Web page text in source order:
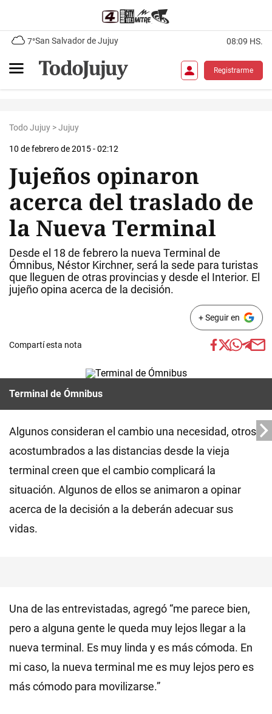
7°San Salvador de Jujuy 08:09 HS.
Registrarme
Todo Jujuy >Jujuy
10 de febrero de 2015 - 02:12
Jujeños opinaron
acerca del traslado de
la Nueva Terminal
Desde el 18 de febrero la nueva Terminal de
Ómnibus, Néstor Kirchner, será la sede para turistas
que lleguen de otras provincias y desde el Interior. El
jujeño opina acerca de la decisión.
+ Seguir en
Compartí esta nota
Terminal de Ómnibus
Algunos consideran el cambio una necesidad, otros
acostumbrados a las distancias desde la vieja
terminal creen que el cambio complicará la
situación. Algunos de ellos se animaron a opinar
acerca de la decisión a la deberán adecuar sus
vidas.
Una de las entrevistadas, agregó “me parece bien,
pero a alguna gente le queda muy lejos llegar a la
nueva terminal. Es muy linda y es más cómoda. En
mi caso, la nueva terminal me es muy lejos pero es
más cómodo para movilizarse.”